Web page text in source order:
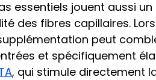
essentiels jouent aussi
des fibres capillaires.
peut
et spécifiquement
, qui stimule directement